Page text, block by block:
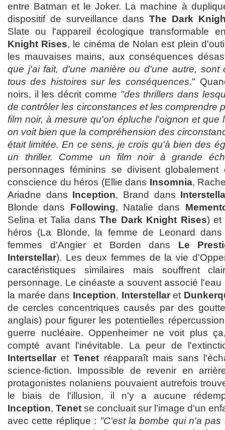
entre Batman et le Joker. La machine à
dispositif de surveillance dansThe Dark
Slate ou l'appareil écologique transformable
Knight Rises, le cinéma de Nolan est plein
les mauvaises mains, aux conséquences
que j'ai fait, d'une manière ou d'une autre, sont
tous des histoires sur les conséquences."
noirs, il les décrit comme "des thrillers dans
de contrôler les circonstances et les comprendre
film noir, à mesure qu'on épluche l'oignon et que
on voit bien que la compréhension des
était limitée. En ce sens, je crois qu'à bien des
un thriller. Comme un film noir à grande
personnages féminins se divisent
conscience du héros (Ellie dans Insomnia,
Ariadne dans Inception, Brand dans
Blonde dans Following, Natalie dans
Selina et Talia dansThe Dark Knight Rises) et
héros (La Blonde, la femme de Leonard
femmes d'Angier et Borden dans Le
Interstellar). Les deux femmes de la vie
caractéristiques similaires mais souffrent
personnage. Le cinéaste a souvent associé
la marée dans Inception, Interstellaret
de cercles concentriques causés par des
anglais) pour figurer les potentielles
guerre nucléaire. Oppenheimer ne voit plus
compté avant l'inévitable. La peur de
Intertsellar etTenet réapparaît mais sans
science-fiction. Impossible de revenir en
protagonistes nolaniens pouvaient autrefois
le biais de l'illusion, il n'y a aucune
Inception, Tenet se concluait sur l'image d'un
avec cette réplique : "C'est la bombe qui n'a